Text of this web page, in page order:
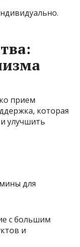
прием
которая
улучшить
для
с большим
и